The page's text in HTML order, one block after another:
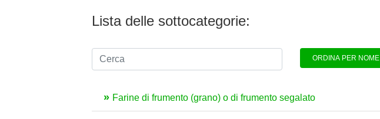
Lista delle sottocategorie:
ORDINA PER NOME
Farine di frumento (grano) o di frumento segalato